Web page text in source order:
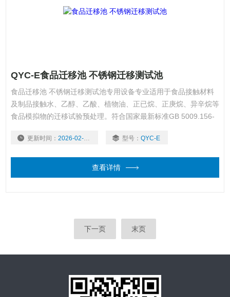
QYC-E食品迁移池 不锈钢迁移测试池
食品迁移池 不锈钢迁移测试池专用设备专业适用于食品接触材料
及制品接触水、乙醇、乙酸、植物油、正已烷、正庚烷、异辛烷等
食品模拟物的迁移试验预处理。符合国家最新标准GB 5009.156-
试验通则》中的所有不挥发性食品模拟物。
更新时间： 2026-02-02 型号： QYC-E
查看详情
下一页 末页